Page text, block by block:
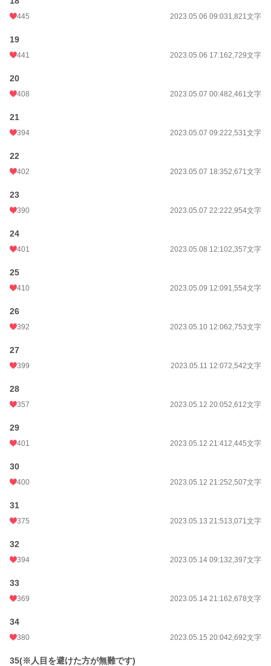
445 2023.05.06 09:031,821文字
19
441 2023.05.06 17:162,729文字
20
408 2023.05.07 00:482,461文字
21
394 2023.05.07 09:222,531文字
22
402 2023.05.07 18:352,671文字
23
390 2023.05.07 22:222,954文字
24
401 2023.05.08 12:102,357文字
25
410 2023.05.09 12:091,554文字
26
392 2023.05.10 12:062,753文字
27
399 2023.05.11 12:072,542文字
28
357 2023.05.12 20:052,612文字
29
401 2023.05.12 21:412,445文字
30
400 2023.05.12 21:252,507文字
31
375 2023.05.13 21:513,071文字
32
394 2023.05.14 09:132,397文字
33
369 2023.05.14 21:162,678文字
34
380 2023.05.15 20:042,692文字
35(※人目を避けた方が無難です)